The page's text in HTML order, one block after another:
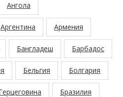
Ангола
Аргентина Армения
Бангладеш Барбадос
Бельгия Болгария
Бразилия